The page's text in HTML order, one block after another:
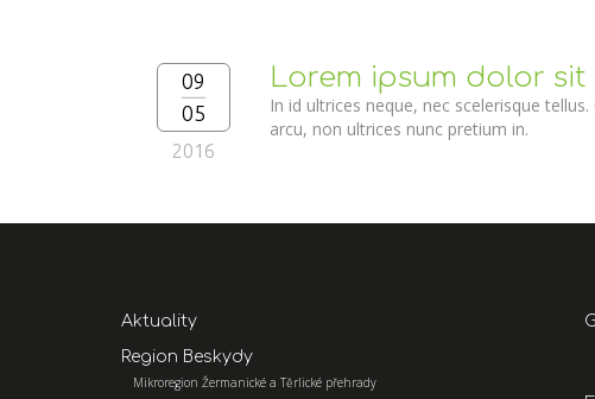
09
05
2016
Lorem ipsum dolor
In id ultrices neque, nec scelerisque
arcu, non ultrices nunc pretium in.
Aktuality
Region Beskydy
Mikroregion Žermanické a Těrlické přehrady